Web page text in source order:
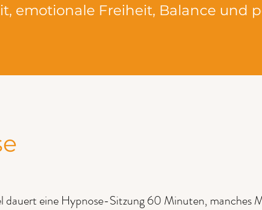
emotionale Freiheit, Balance und
dauert eine Hypnose-Sitzung 60 Minuten, manches